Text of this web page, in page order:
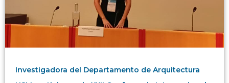
Investigadora del Departamento de Arquitectura